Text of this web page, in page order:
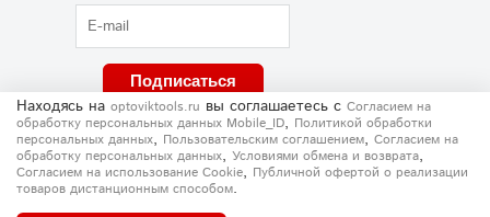
Подписаться
Находясь на optoviktools.ru вы соглашаетесь с Согласием на
обработку персональных данных Mobile_ID, Политикой обработки
персональных данных, Пользовательским соглашением, Согласием на
обработку персональных данных, Условиями обмена и возврата,
Согласием на использование Сookie, Публичной офертой о реализации
товаров дистанционным способом.